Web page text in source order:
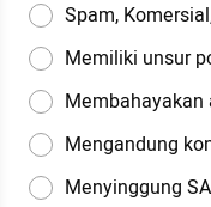
Spam,
Memiliki unsur
Mengandung
Menyinggung